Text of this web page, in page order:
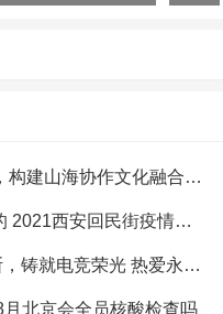
、积极推进原创技术
行着我国转型“制造强
陶行家·以黏土捏塑技艺为体，构建山海协作文化融合新桥梁
2021西安回民街疫情真的假的 2021西安回民街疫情最新情况
热血无畏冠军角逐夜精彩不断，铸就电竞荣光 热爱永不散场
北京会全员核酸检查吗